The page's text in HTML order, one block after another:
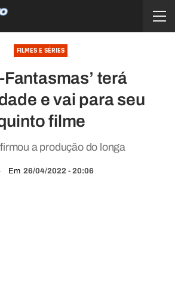
FILMES E SÉRIES
Fantasmas’ terá
e vai para seu
filme
a produção do longa
Em 26/04/2022 - 20:06